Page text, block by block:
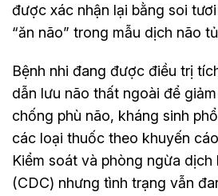
được xác nhận lại bằng soi
“ăn não” trong mẫu dịch não
Bệnh nhi đang được điều trị
dẫn lưu não thất ngoài để
chống phù não, kháng sinh
các loại thuốc theo khuyến
Kiểm soát và phòng ngừa dịch
(CDC) nhưng tình trạng vẫn